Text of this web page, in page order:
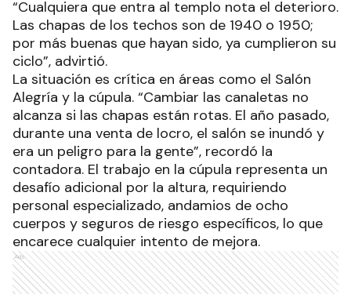
“Cualquiera que entra al templo nota el deterioro.
Las chapas de los techos son de 1940 o 1950;
por más buenas que hayan sido, ya cumplieron su
ciclo”, advirtió.
La situación es crítica en áreas como el Salón
Alegría y la cúpula. “Cambiar las canaletas no
alcanza si las chapas están rotas. El año pasado,
durante una venta de locro, el salón se inundó y
era un peligro para la gente”, recordó la
contadora. El trabajo en la cúpula representa un
desafío adicional por la altura, requiriendo
personal especializado, andamios de ocho
cuerpos y seguros de riesgo específicos, lo que
encarece cualquier intento de mejora.
Ads